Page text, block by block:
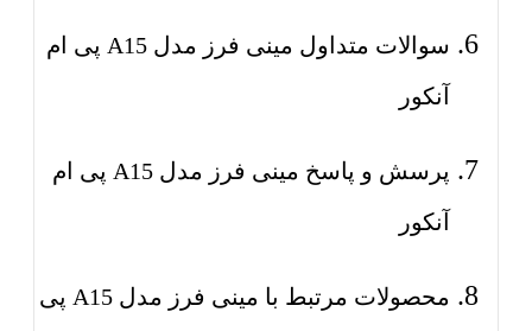
سوالات متداول مینی فرز مدل A15 پی ام
آنکور
پرسش و پاسخ مینی فرز مدل A15 پی ام
آنکور
محصولات مرتبط با مینی فرز مدل A15 پی